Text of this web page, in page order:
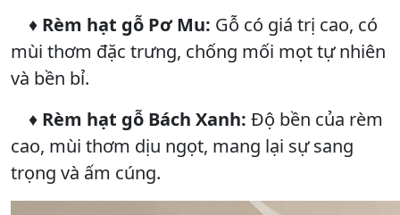
♦ Rèm hạt gỗ Pơ Mu: Gỗ có giá trị cao, có
mùi thơm đặc trưng, chống mối mọt tự nhiên
và bền bỉ.
♦ Rèm hạt gỗ Bách Xanh: Độ bền của rèm
cao, mùi thơm dịu ngọt, mang lại sự sang
trọng và ấm cúng.